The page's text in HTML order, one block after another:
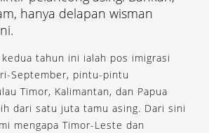
hanya delapan wisman
tahun ini ialah pos imigrasi
September, pintu-pintu
Timor, Kalimantan, dan Papua
dari satu juta tamu asing. Dari sini
mengapa Timor-Leste dan